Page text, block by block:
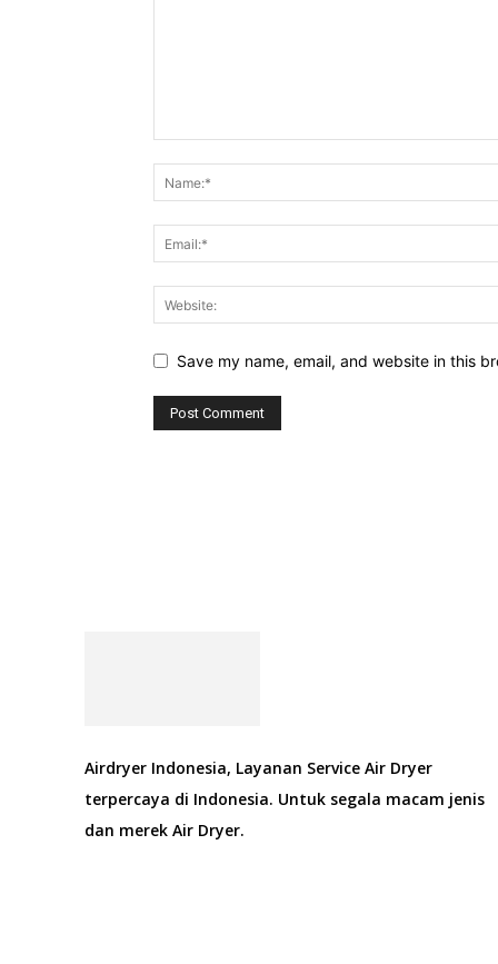
Save my name, email, and website in this
Airdryer Indonesia, Layanan Service Air Dryer
terpercaya di Indonesia. Untuk segala macam jenis
dan merek Air Dryer.